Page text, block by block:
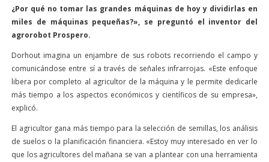
¿Por qué no tomar las grandes máquinas de hoy y dividirlas en
miles de máquinas pequeñas?», se preguntó el inventor del
agrorobot Prospero.
Dorhout imagina un enjambre de sus robots recorriendo el campo y
comunicándose entre sí a través de señales infrarrojas. «Este enfoque
libera por completo al agricultor de la máquina y le permite dedicarle
más tiempo a los aspectos económicos y científicos de su empresa»,
explicó.
El agricultor gana más tiempo para la selección de semillas, los análisis
de suelos o la planificación financiera. «Estoy muy interesado en ver lo
que los agricultores del mañana se van a plantear con una herramienta